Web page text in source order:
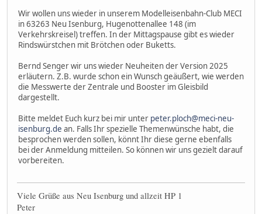
Wir wollen uns wieder in unserem Modelleisenbahn-Club MECI
in 63263 Neu Isenburg, Hugenottenallee 148 (im
Verkehrskreisel) treffen. In der Mittagspause gibt es wieder
Rindswürstchen mit Brötchen oder Buketts.
Bernd Senger wir uns wieder Neuheiten der Version 2025
erläutern. Z.B. wurde schon ein Wunsch geäußert, wie werden
die Messwerte der Zentrale und Booster im Gleisbild
dargestellt.
Bitte meldet Euch kurz bei mir unter peter.ploch@meci-neu-
isenburg.de an. Falls Ihr spezielle Themenwünsche habt, die
besprochen werden sollen, könnt Ihr diese gerne ebenfalls
bei der Anmeldung mitteilen. So können wir uns gezielt darauf
vorbereiten.
Viele Grüße aus Neu Isenburg und allzeit HP 1
Peter